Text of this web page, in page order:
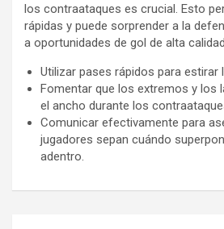
los contraataques es crucial. Esto
rápidas y puede sorprender a la
a oportunidades de gol de alta
Utilizar pases rápidos para estirar
Fomentar que los extremos y los
el ancho durante los
Comunicar efectivamente para
jugadores sepan cuándo
adentro.